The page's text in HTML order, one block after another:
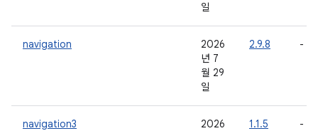
일
navigation
2026
년 7
월 29
일
2.9.8 -
navigation3
2026
1.1.5 -